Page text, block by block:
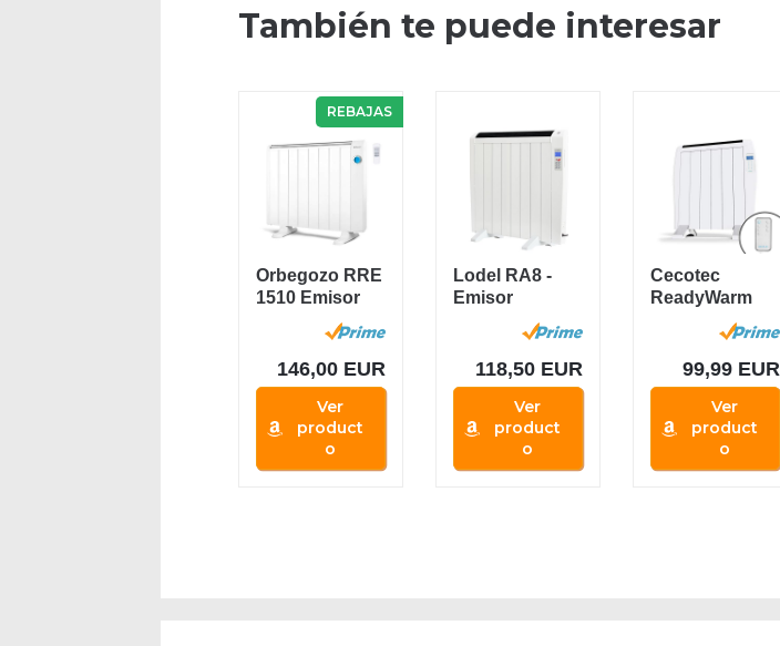
También te puede interesar
REBAJAS
Orbegozo RRE
1510 Emisor
Térmico Bajo
Consumo, 8...
146,00 EUR
Ver
product
o
Lodel RA8 -
Emisor
Térmico Digital
Consumo,...
118,50 EUR
Ver
product
o
Cecotec
ReadyWarm
1200 Thermal
Connector -...
99,99 EUR
Ver
product
o